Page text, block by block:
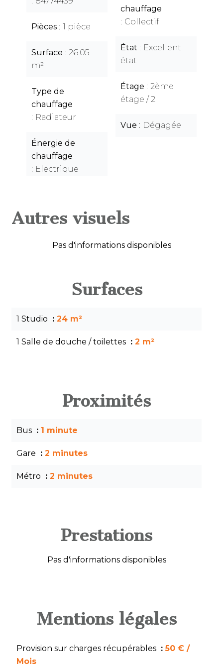
Pièces 1 pièce
Surface
26.05
m²
Type de
chauffage
Radiateur
Énergie de
chauffage
Electrique
chauffage
Collectif
État
Excellent
état
Étage
2ème
étage / 2
Vue Dégagée
Autres visuels
Pas d'informations disponibles
Surfaces
1 Studio 24 m²
1 Salle de douche / toilettes 2 m²
Proximités
Bus 1 minute
Gare 2 minutes
Métro 2 minutes
Prestations
Pas d'informations disponibles
Mentions légales
Provision sur charges récupérables
50 € /
Mois